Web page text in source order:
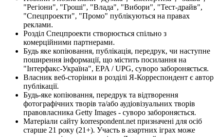
"Регіони", "Гроші", "Влада", "Вибори", "Тест-драйв",
"Спецпроекти", "Промо" публікуються на правах
реклами.
Розділ Спецпроекти створюється спільно з
комерційними партнерами.
Будь яке копіювання, публікація, передрук, чи наступне
поширення інформації, що містить посилання на
"Інтерфакс-Україна", EPA / UPG, суворо забороняється.
Власник веб-сторінки в розділі Я-Корреспондент є автор
публікації.
Будь-яке копіювання, передрук та відтворення
фотографічних творів та/або аудіовізуальних творів
правовласника Getty Images - суворо забороняється.
Матеріали сайту korrespondent.net призначені для осіб
старше 21 року (21+). Участь в азартних іграх може